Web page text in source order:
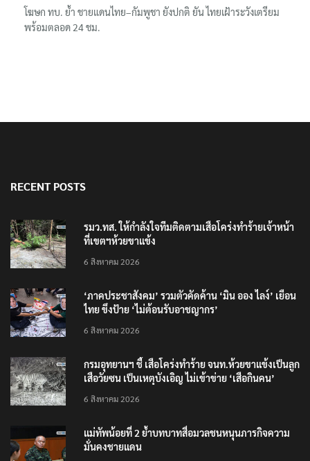
โฆษก ทบ. ย้ำ ชายแดนไทย–กัมพูชา ยังปกติ ยัน ไทยเฝ้าระวังเตรียม
พร้อมตลอด 24 ชม.
RECENT POSTS
รมว.ทส. ให้กำลังใจทีมติดตามเสือโคร่งทำร้ายเจ้าหน้า
ที่เขตฯห้วยขาแข้ง
6 สิงหาคม 2026
‘ภาคประชาสังคม’ รวมตัวคัดค้าน ‘มิน ออง ไลง์’ เยือน
ไทย ขึงป้าย ‘ไม่ต้อนรับอาชญากร’
6 สิงหาคม 2026
กรมอุทยานฯ ชี้ เสือโคร่งทำร้าย จนท.ห้วยขาแข้งเป็นลูก
เสือวัยซน เป็นเหตุบังเอิญ ไม่เข้าข่าย ‘เสือกินคน’
6 สิงหาคม 2026
แม่ทัพน้อยที่ 2 ย้ำบทบาทสื่อมวลชนหนุนภารกิจความ
มั่นคงชายแดน